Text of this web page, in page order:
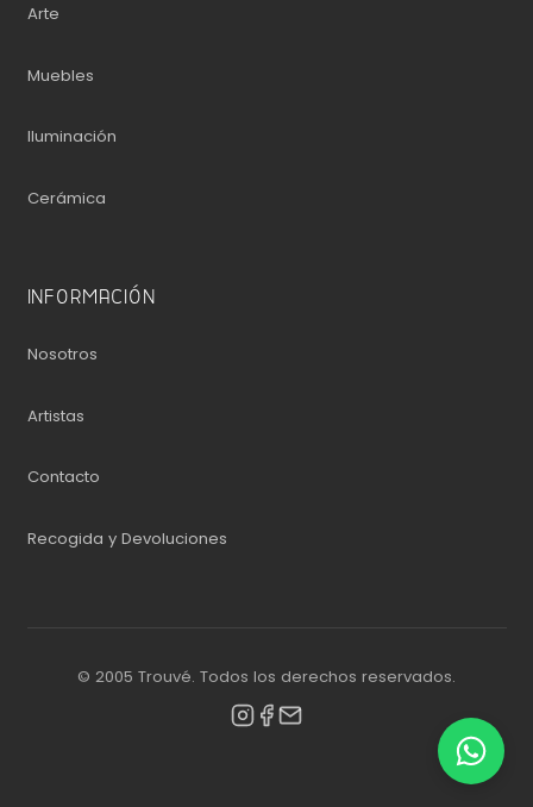
Arte
Muebles
Iluminación
Cerámica
INFORMACIÓN
Nosotros
Artistas
Contacto
Recogida y Devoluciones
© 2005 Trouvé. Todos los derechos reservados.